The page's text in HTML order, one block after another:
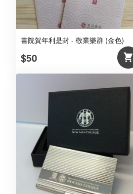
書院賀年利是封 - 敬業樂群 (金色)
$50